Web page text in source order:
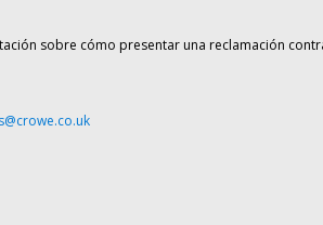
sobre cómo presentar una reclamación